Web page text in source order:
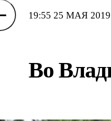
19:55 25 МАЯ 2019
Во